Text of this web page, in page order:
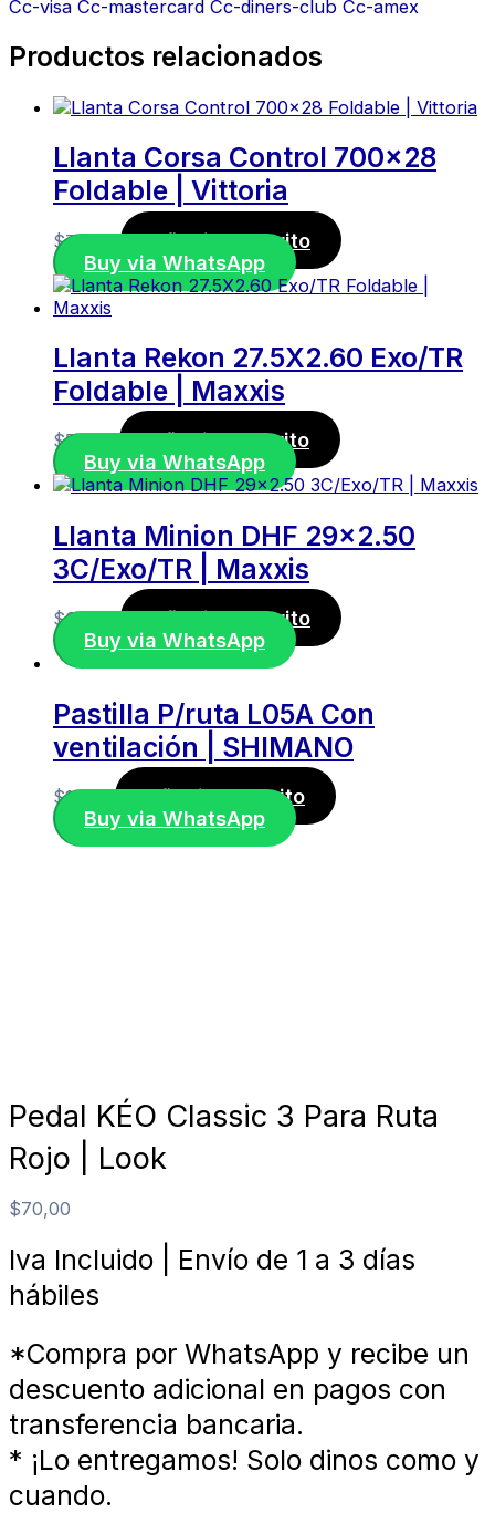
Cc-visa Cc-mastercard Cc-diners-club Cc-amex
Productos relacionados
Llanta Corsa Control 700×28
Foldable | Vittoria
$70,00
Añadir al carrito
Buy via WhatsApp
Llanta Rekon 27.5X2.60 Exo/TR
Foldable | Maxxis
$58,00
Añadir al carrito
Buy via WhatsApp
Llanta Minion DHF 29×2.50
3C/Exo/TR | Maxxis
$64,00
Añadir al carrito
Buy via WhatsApp
Pastilla P/ruta L05A Con
ventilación | SHIMANO
$17,00
Añadir al carrito
Buy via WhatsApp
Pedal KÉO Classic 3 Para Ruta
Rojo | Look
$70,00
Iva Incluido | Envío de 1 a 3 días
hábiles
*Compra por WhatsApp y recibe un
descuento adicional en pagos con
transferencia bancaria.
* ¡Lo entregamos! Solo dinos como y
cuando.